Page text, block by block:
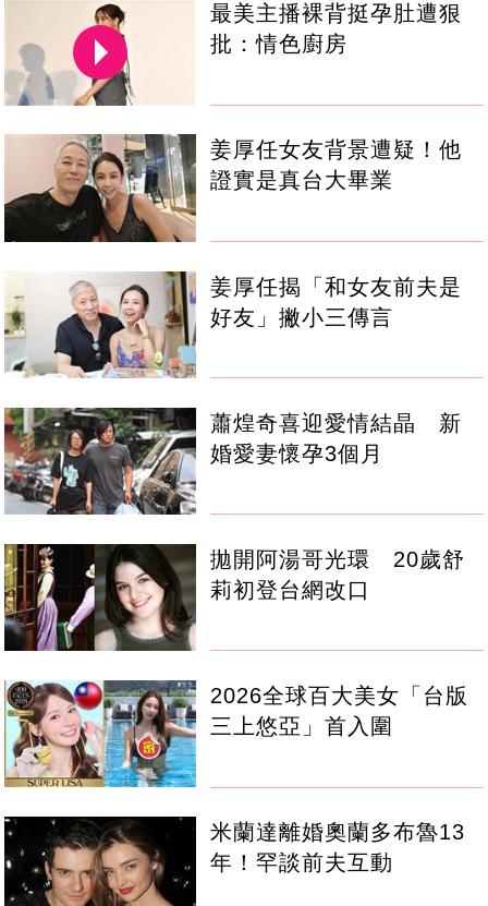
最美主播裸背挺孕肚遭狠
批：情色廚房
姜厚任女友背景遭疑！他
證實是真台大畢業
姜厚任揭「和女友前夫是
好友」撇小三傳言
蕭煌奇喜迎愛情結晶 新
婚愛妻懷孕3個月
拋開阿湯哥光環 20歲舒
莉初登台網改口
2026全球百大美女「台版
三上悠亞」首入圍
米蘭達離婚奧蘭多布魯13
年！罕談前夫互動